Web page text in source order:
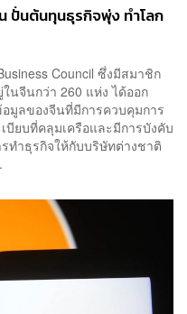
ปั่นต้นทุนธุรกิจพุ่ง ทำโลก
Council ซึ่งมีสมาชิก
นจีนกว่า 260 แห่ง ได้ออก
มูลของจีนที่มีการควบคุมการ
ยบที่คลุมเครือและมีการบังคับ
ทำธุรกิจให้กับบริษัทต่างชาติ